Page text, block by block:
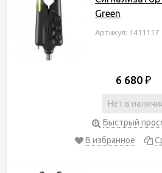
Green
Артикул: 1411117
6 680 ₽
Нет в
Быстрый
В избранное